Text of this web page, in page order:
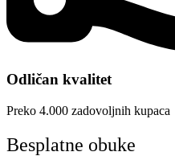
Odličan kvalitet
Preko 4.000 zadovoljnih kupaca
Besplatne obuke